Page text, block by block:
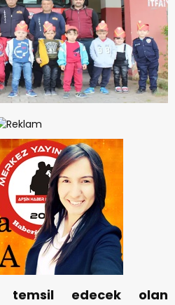
temsil edecek olan